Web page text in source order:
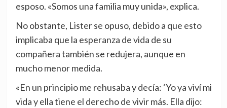
esposo. «Somos una familia muy unida», explica.
No obstante, Lister se opuso, debido a que esto
implicaba que la esperanza de vida de su
compañera también se redujera, aunque en
mucho menor medida.
«En un principio me rehusaba y decía: ‘Yo ya viví mi
vida y ella tiene el derecho de vivir más. Ella dijo: